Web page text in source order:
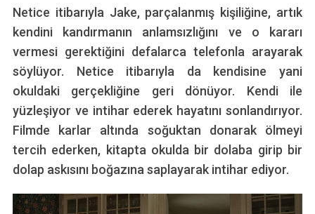
Netice itibarıyla Jake, parçalanmış kişiliğine, artık
kendini kandırmanın anlamsızlığını ve o kararı
vermesi gerektiğini defalarca telefonla arayarak
söylüyor. Netice itibarıyla da kendisine yani
okuldaki gerçekliğine geri dönüyor. Kendi ile
yüzleşiyor ve intihar ederek hayatını sonlandırıyor.
Filmde karlar altında soğuktan donarak ölmeyi
tercih ederken, kitapta okulda bir dolaba girip bir
dolap askısını boğazına saplayarak intihar ediyor.